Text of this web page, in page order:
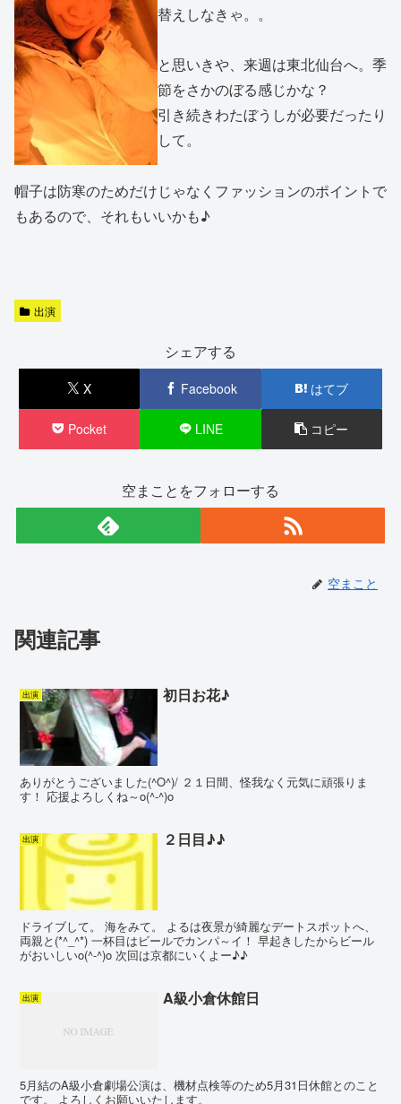
替えしなきゃ。。
と思いきや、来週は東北仙台へ。季
節をさかのぼる感じかな？
引き続きわたぼうしが必要だったり
して。
帽子は防寒のためだけじゃなくファッションのポイントで
もあるので、それもいいかも♪
出演
シェアする
X Facebook はてブ
Pocket LINE コピー
空まことをフォローする
空まこと
関連記事
出演 初日お花♪
ありがとうございました(^O^)/ ２１日間、怪我なく元気に頑張りま
す！ 応援よろしくね～o(^-^)o
出演 ２日目♪♪
ドライブして。 海をみて。 よるは夜景が綺麗なデートスポットへ、
両親と(*^_^*) 一杯目はビールでカンパ～イ！ 早起きしたからビール
がおいしいo(^-^)o 次回は京都にいくよー♪♪
出演 A級小倉休館日
5月結のA級小倉劇場公演は、機材点検等のため5月31日休館とのこと
です。 よろしくお願いいたします。